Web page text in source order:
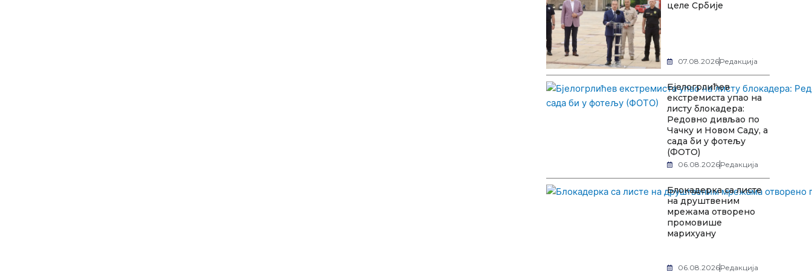
целе Србије
07.08.2026Редакција
Бјелогрлићев
екстремиста упао на
листу блокадера:
Редовно дивљао по
Чачку и Новом Саду, а
сада би у фотељу
(ФОТО)
06.08.2026Редакција
Блокадерка са листе
на друштвеним
мрежама отворено
промовише
марихуану
06.08.2026Редакција